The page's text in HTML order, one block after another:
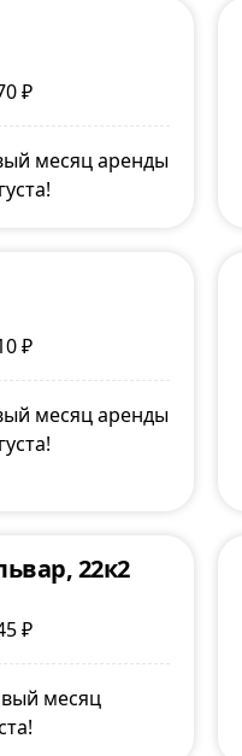
₽
месяц аренды
₽
месяц аренды
22к2
₽
месяц